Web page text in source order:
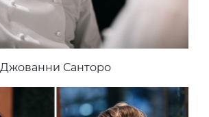
Джованни Санторо